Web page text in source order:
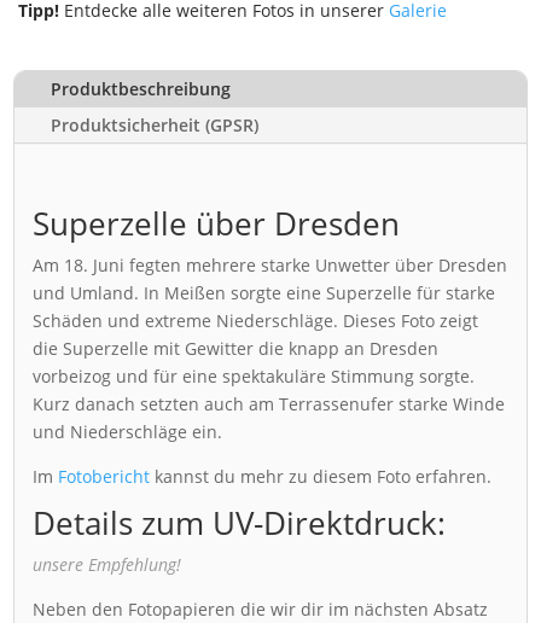
Tipp! Entdecke alle weiteren Fotos in unserer Galerie
Produktbeschreibung
Produktsicherheit (GPSR)
Superzelle über Dresden
Am 18. Juni fegten mehrere starke Unwetter über Dresden
und Umland. In Meißen sorgte eine Superzelle für starke
Schäden und extreme Niederschläge. Dieses Foto zeigt
die Superzelle mit Gewitter die knapp an Dresden
vorbeizog und für eine spektakuläre Stimmung sorgte.
Kurz danach setzten auch am Terrassenufer starke Winde
und Niederschläge ein.
Im Fotobericht kannst du mehr zu diesem Foto erfahren.
Details zum UV-Direktdruck:
unsere Empfehlung!
Neben den Fotopapieren die wir dir im nächsten Absatz